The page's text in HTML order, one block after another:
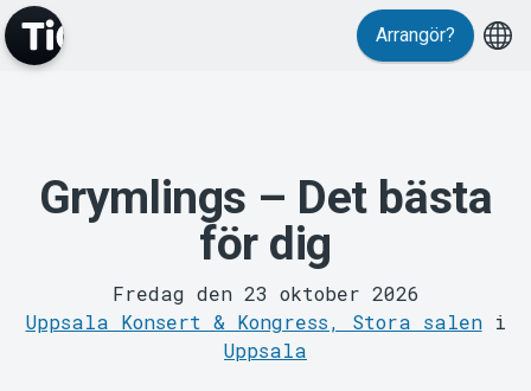
Evenemang
Arrangör?
Grymlings – Det bästa
för dig
Fredag den 23 oktober 2026
Uppsala Konsert & Kongress, Stora saleni
Uppsala